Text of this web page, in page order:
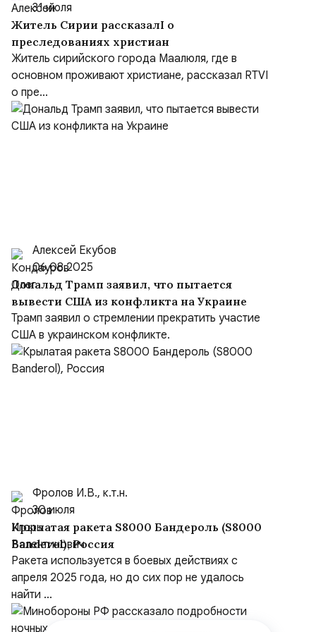
31 июля
Житель Сирии рассказалI о
преследованиях христиан
Житель сирийского города Маалюля, где в
основном проживают христиане, рассказал RTVI
о пре...
Алексей Екубов
06.08.2025
Дональд Трамп заявил, что пытается
вывести США из конфликта на Украине
Трамп заявил о стремлении прекратить участие
США в украинском конфликте.
Фролов И.В., к.т.н.
30 июля
Крылатая ракета S8000 Бандероль (S8000
Banderol), Россия
Ракета используется в боевых действиях с
апреля 2025 года, но до сих пор не удалось
найти ...